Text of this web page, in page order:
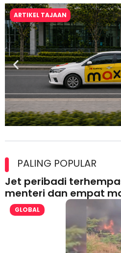
ARTIKEL TAJAAN
lesen separuh pertama 2026
PALING POPULAR
Jet peribadi
menteri dan empat
GLOBAL